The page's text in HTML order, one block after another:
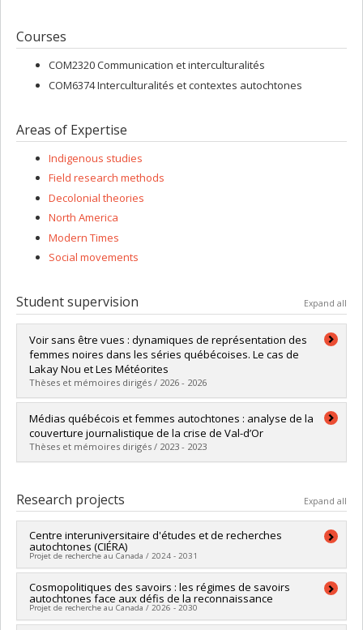
Courses
COM2320 Communication et interculturalités
COM6374 Interculturalités et contextes autochtones
Areas of Expertise
Indigenous studies
Field research methods
Decolonial theories
North America
Modern Times
Social movements
Student supervision Expand all
Voir sans être vues : dynamiques de représentation des
femmes noires dans les séries québécoises. Le cas de
Lakay Nou et Les Météorites
Thèses et mémoires dirigés / 2026 - 2026
Graduate :Eloi, Rebecca
Cycle :Master's
Grade :M.A.
Lien vers le document dans Papyrus
Médias québécois et femmes autochtones : analyse de la
couverture journalistique de la crise de Val-d’Or
Thèses et mémoires dirigés / 2023 - 2023
Cycle :Master's
Grade :M. Sc.
Lien vers le document dans Papyrus
Research projects Expand all
Centre interuniversitaire d'études et de recherches
autochtones (CIÉRA)
Projet de recherche au Canada / 2024 - 2031
Lead researcher :Geneviève Motard
Co-researchers :Mélanie Chaplier
Funding sources:
Cosmopolitiques des savoirs : les régimes de savoirs
autochtones face aux défis de la reconnaissance
Projet de recherche au Canada / 2026 - 2030